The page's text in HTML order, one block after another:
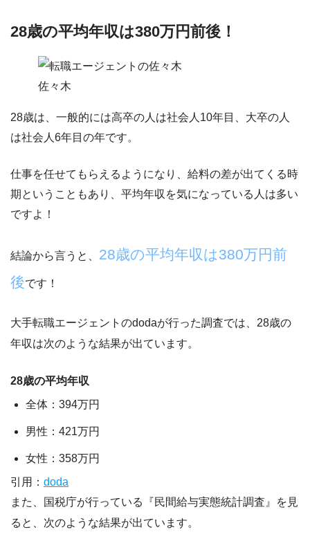
28歳の平均年収は380万円前後！
佐々木
28歳は、一般的には高卒の人は社会人10年目、大卒の人
は社会人6年目の年です。
仕事を任せてもらえるようになり、給料の差が出てくる時
期ということもあり、平均年収を気になっている人は多い
ですよ！
結論から言うと、 28歳の平均年収は380万円前
後です！
大手転職エージェントのdodaが行った調査では、28歳の
年収は次のような結果が出ています。
28歳の平均年収
全体：394万円
男性：421万円
女性：358万円
引用： doda
また、国税庁が行っている『民間給与実態統計調査』を見
ると、次のような結果が出ています。